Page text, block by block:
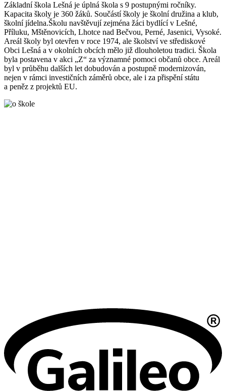
Základní škola Lešná je úplná škola s 9 postupnými ročníky.
Kapacita školy je 360 žáků. Součástí školy je školní družina a klub,
školní jídelna.Školu navštěvují zejména žáci bydlící v Lešné,
Příluku, Mštěnovicích, Lhotce nad Bečvou, Perné, Jasenici, Vysoké.
Areál školy byl otevřen v roce 1974, ale školství ve střediskové
Obci Lešná a v okolních obcích mělo již dlouholetou tradici. Škola
byla postavena v akci „Z“ za významné pomoci občanů obce. Areál
byl v průběhu dalších let dobudován a postupně modernizován,
nejen v rámci investičních záměrů obce, ale i za přispění státu
a peněz z projektů EU.